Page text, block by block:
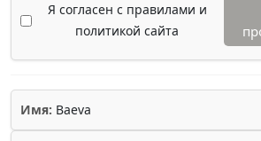
Я согласен с правилами и
политикой сайта
Имя: Baeva